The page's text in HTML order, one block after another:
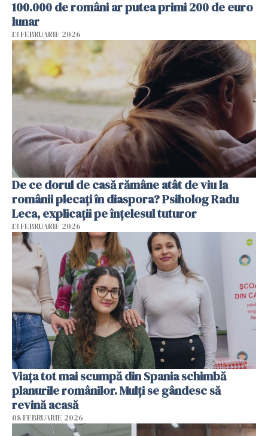
100.000 de români ar putea primi 200 de euro
lunar
13 FEBRUARIE 2026
De ce dorul de casă rămâne atât de viu la
românii plecați în diaspora? Psiholog Radu
Leca, explicații pe înțelesul tuturor
13 FEBRUARIE 2026
Viața tot mai scumpă din Spania schimbă
planurile românilor. Mulți se gândesc să
revină acasă
08 FEBRUARIE 2026